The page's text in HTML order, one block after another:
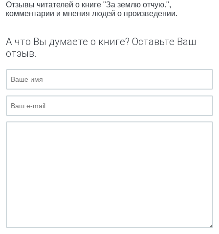
Отзывы читателей о книге "За землю отчую.",
комментарии и мнения людей о произведении.
А что Вы думаете о книге? Оставьте Ваш
отзыв.